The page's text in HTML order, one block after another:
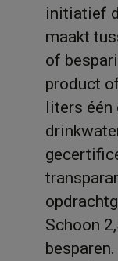
initiatief
maakt
of
product
liters één
Schoon